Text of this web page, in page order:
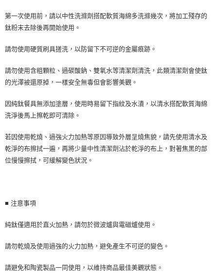
第一次使用前，請以中性洗滌劑搭配軟質海綿多洗滌幾次，將加工殘存的
鈦粉末去除後再開始使用。
請勿使用硬質刷具搓洗，以防留下不可逆的金屬痕跡。
請勿使用含粗顆粒、過碳酸鈉、雙氧水等清潔劑清洗，此類清潔劑會使鈦
的光澤被還原掉，一樣安全無毒但會影響美觀。
因純鈦餐具無添加塗層，使用時易留下指紋及水漬，以清水搭配軟質海綿
洗淨後馬上擦乾即可清除。
若因使用乾燒、過強火力加熱等原因導致外層呈燒焦貌，請先使用清水及
乾淨的布擦拭一遍，再將少量中性清潔劑沾於乾淨的布上，對著焦黑的部
位慢慢擦拭，可緩解變色狀況。
■ 注意事項
純鈦僅適用於直火加熱，請勿於微波爐與電磁爐使用。
請勿乾燒及使用過強的火力加熱，避免產生不可逆的變色。
請避免和陶瓷製品一同使用，以維持商品最佳美觀狀態。